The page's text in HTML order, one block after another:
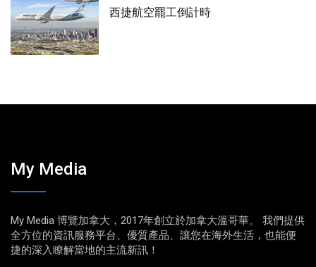
西捷航空罷工倒計時
My Media
My Media 博覽加拿大，2017年創立於加拿大溫哥華。 我們提供
全方位的資訊服務平台、優質產品、讓您在海外生活，也能便
捷的深入瞭解當地的主流新訊！